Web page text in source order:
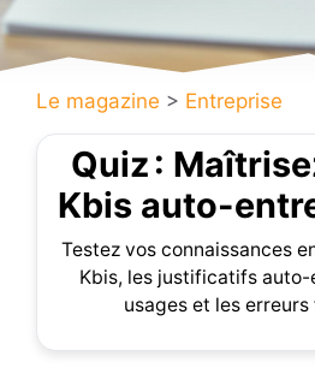
Le magazine > Entreprise
Quiz :
Kbis auto-
Testez vos connaissances
Kbis, les justificatifs auto-
usages et les